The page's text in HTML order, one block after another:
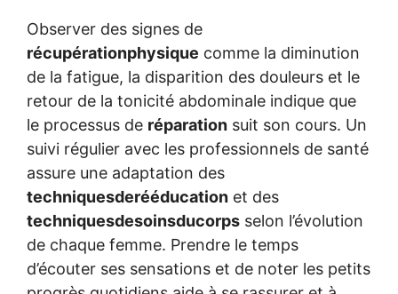
Observer des signes de
récupérationphysique comme la diminution
de la fatigue, la disparition des douleurs et le
retour de la tonicité abdominale indique que
le processus de réparation suit son cours. Un
suivi régulier avec les professionnels de santé
assure une adaptation des
techniquesderééducation et des
techniquesdesoinsducorps selon l’évolution
de chaque femme. Prendre le temps
d’écouter ses sensations et de noter les petits